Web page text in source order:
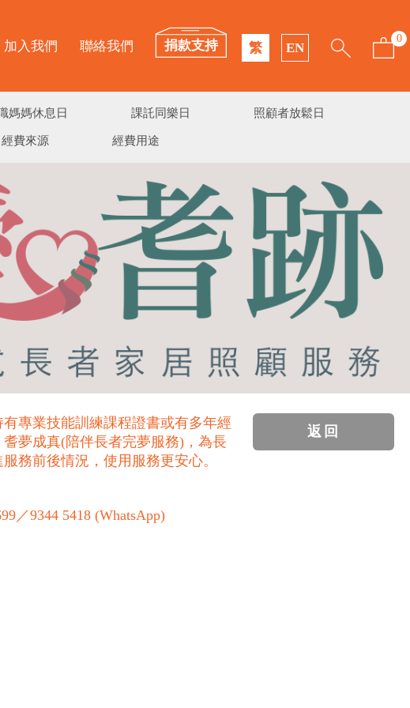
加入我們 聯絡我們 捐款支持 繁 EN
0
媽媽休息日 課託同樂日 照顧者放鬆日
經費來源 經費用途
專業技能訓練課程證書或有多年經
夢成真(陪伴長者完夢服務)，為長
務前後情況，使用服務更安心。
／9344 5418 (WhatsApp)
返回